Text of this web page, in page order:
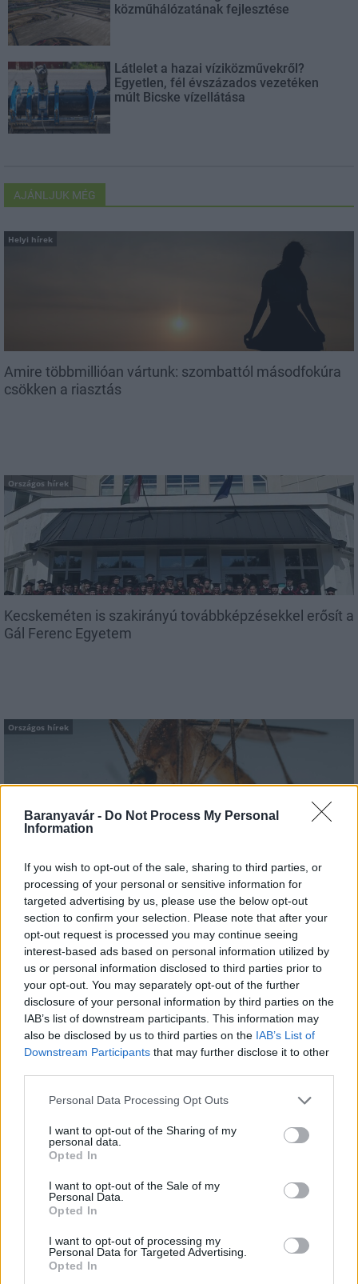
Baranyavár - Do Not Process My Personal
Information
If you wish to opt-out of the sale, sharing to third parties, or
processing of your personal or sensitive information for
targeted advertising by us, please use the below opt-out
section to confirm your selection. Please note that after your
opt-out request is processed you may continue seeing
interest-based ads based on personal information utilized by
us or personal information disclosed to third parties prior to
your opt-out. You may separately opt-out of the further
disclosure of your personal information by third parties on the
IAB’s list of downstream participants. This information may
also be disclosed by us to third parties on the IAB’s List of
Downstream Participants that may further disclose it to other
Please note that this website/app uses one or more Google
not limited to your visit or usage behaviour. You may click to
grant or deny consent to Google and its third-party tags to
use your data for below specified purposes in below Google
consent section.
Personal Data Processing Opt Outs
I want to opt-out of the Sharing of my
personal data.
Opted In
I want to opt-out of the Sale of my
Personal Data.
Opted In
I want to opt-out of processing my
Personal Data for Targeted Advertising.
Opted In
közműhálózatának fejlesztése
Látlelet a hazai víziközművekről?
Egyetlen, fél évszázados vezetéken
múlt Bicske vízellátása
AJÁNLJUK MÉG
Helyi hírek
Amire többmillióan vártunk: szombattól másodfokúra
csökken a riasztás
Országos hírek
Kecskeméten is szakirányú továbbképzésekkel erősít a
Gál Ferenc Egyetem
Országos hírek
A lakosságra is fontos szerep hárul a szúnyoginvázió
elkerülésében
Országos hírek
Itt az ÉVOSZ megoldása a hőhullámok és
az energiakrízis kezelésére
Országos hírek
Minden, amit a GED Afrika projektről
tudni kell
Kultúra